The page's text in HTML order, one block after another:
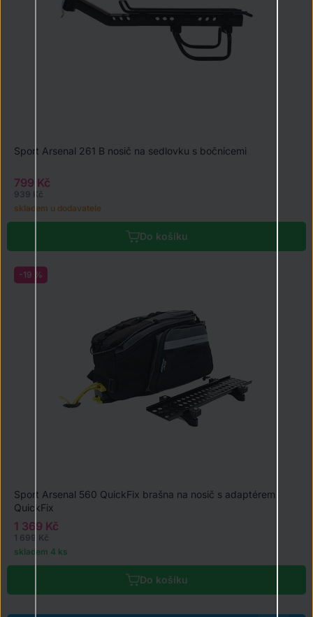
Do košíku
Sport Arsenal 261 B nosič na sedlovku s bočnicemi
799 Kč
939 Kč
skladem u dodavatele
-19 %
Do košíku
Sport Arsenal 560 QuickFix brašna na nosič s adaptérem
QuickFix
1 369 Kč
1 699 Kč
skladem 4 ks